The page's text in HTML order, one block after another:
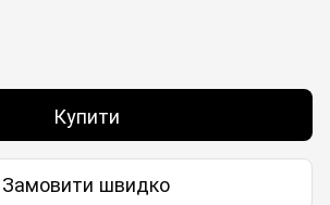
Купити
Замовити швидко